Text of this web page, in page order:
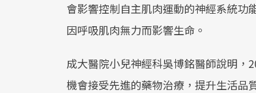
會影響控制自主肌肉運動的神經系統功
因呼吸肌肉無力而影響生命。
成大醫院小兒神經科吳博銘醫師說明，
機會接受先進的藥物治療，提升生活品